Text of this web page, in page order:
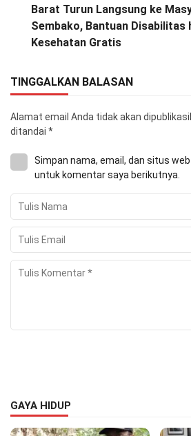
Barat Turun Langsung ke
Sembako, Bantuan Disabilitas
Kesehatan Gratis
TINGGALKAN BALASAN
Alamat email Anda tidak akan
ditandai *
Simpan nama, email, dan situs
untuk komentar saya berikutnya.
GAYA HIDUP